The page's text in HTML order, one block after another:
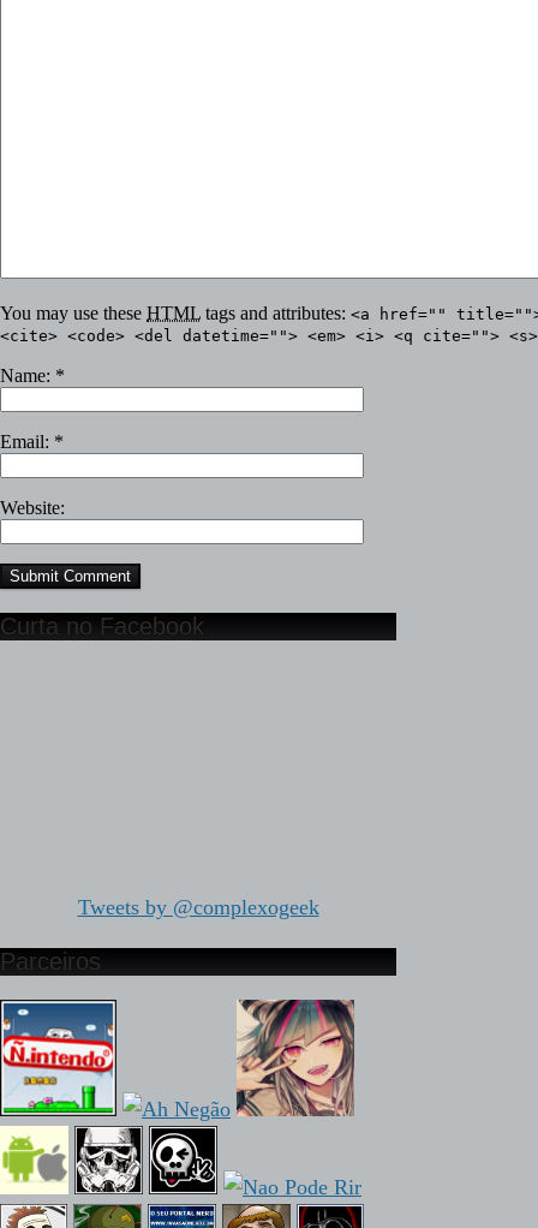
You may use these HTML tags and attributes: <a href=""
<cite> <code> <del datetime=""> <em> <i> <q cite="">
Name: *
Email: *
Website:
Curta no Facebook
Tweets by @complexogeek
Parceiros